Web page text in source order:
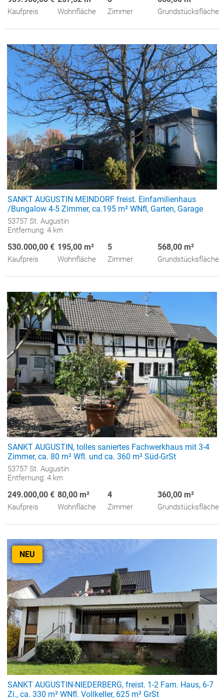
Kaufpreis Wohnfläche Zimmer Grundstücksfläche
SANKT AUGUSTIN MEINDORF freist. Einfamilienhaus
/Bungalow 4-5 Zimmer, ca.195 m² WNfl, Garten, Garage
53757 St. Augustin
Entfernung: 4 km
530.000,00 €
Kaufpreis
195,00 m²
Wohnfläche
5
Zimmer
568,00 m²
Grundstücksfläche
SANKT AUGUSTIN, tolles saniertes Fachwerkhaus mit 3-4
Zimmer, ca. 80 m² Wfl. und ca. 360 m² Süd-GrSt
53757 St. Augustin
Entfernung: 4 km
249.000,00 €
Kaufpreis
80,00 m²
Wohnfläche
4
Zimmer
360,00 m²
Grundstücksfläche
NEU
SANKT AUGUSTIN-NIEDERBERG, freist. 1-2 Fam. Haus, 6-7
Zi., ca. 330 m² WNfl. Vollkeller, 625 m² GrSt